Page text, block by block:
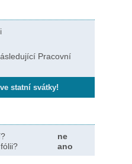
Pracovní
statní svátky!
ne
ano